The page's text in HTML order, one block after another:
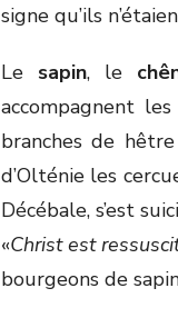
signe qu’ils
Le sapin, le
accompagnent
branches de
d’Olténie les
Décébale, s’est
«Christ est
bourgeons de